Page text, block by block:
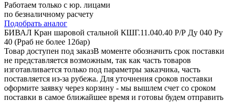
Работаем только с юр. лицами
по безналичному расчету
Подобрать аналог
БИВАЛ Кран шаровой стальной КШГ.11.040.40 Р/Р Ду 040 Ру
40 (Рраб не более 12бар)
Товар доступен под заказВ моменте обозначить срок поставки
не представляется возможным, так как часть товаров
изготавливается только под параметры заказчика, часть
поставляется из-за рубежа. Для уточнения сроков поставки
оформите заявку через корзину - мы вышлем счет со сроком
поставки в самое ближайшее время и готовы будем отправить